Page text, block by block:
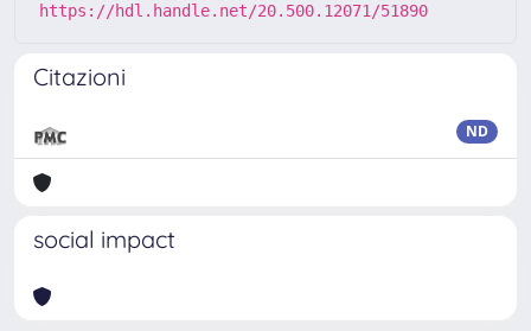
https://hdl.handle.net/20.500.12071/51890
Citazioni
ND
social impact